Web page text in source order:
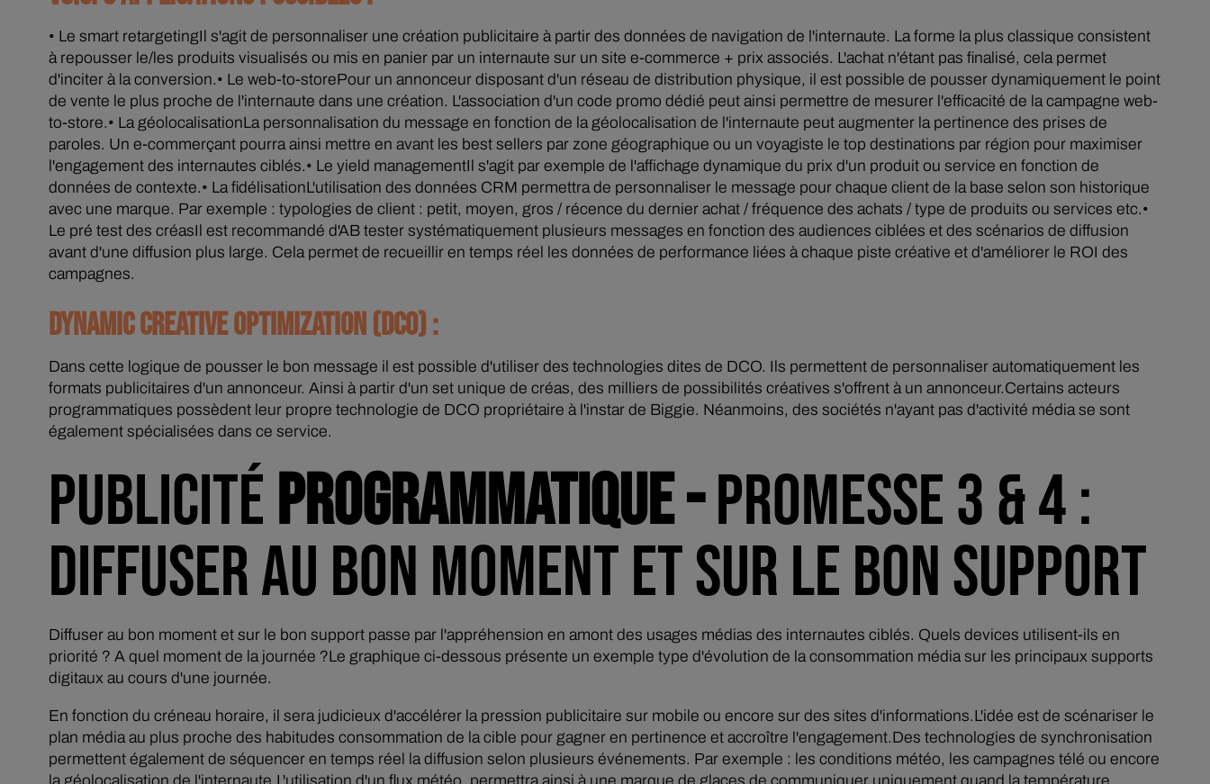
• Le smart retargetingIl s'agit de personnaliser une création publicitaire à partir des données de navigation de l'internaute. La forme la plus classique consistent
à repousser le/les produits visualisés ou mis en panier par un internaute sur un site e-commerce + prix associés. L'achat n'étant pas finalisé, cela permet
d'inciter à la conversion.• Le web-to-storePour un annonceur disposant d'un réseau de distribution physique, il est possible de pousser dynamiquement le point
de vente le plus proche de l'internaute dans une création. L'association d'un code promo dédié peut ainsi permettre de mesurer l'efficacité de la campagne web-
to-store.• La géolocalisationLa personnalisation du message en fonction de la géolocalisation de l'internaute peut augmenter la pertinence des prises de
paroles. Un e-commerçant pourra ainsi mettre en avant les best sellers par zone géographique ou un voyagiste le top destinations par région pour maximiser
l'engagement des internautes ciblés.• Le yield managementIl s'agit par exemple de l'affichage dynamique du prix d'un produit ou service en fonction de
données de contexte.• La fidélisationL'utilisation des données CRM permettra de personnaliser le message pour chaque client de la base selon son historique
avec une marque. Par exemple : typologies de client : petit, moyen, gros / récence du dernier achat / fréquence des achats / type de produits ou services etc.•
Le pré test des créasIl est recommandé d'AB tester systématiquement plusieurs messages en fonction des audiences ciblées et des scénarios de diffusion
avant d'une diffusion plus large. Cela permet de recueillir en temps réel les données de performance liées à chaque piste créative et d'améliorer le ROI des
campagnes.
DYNAMIC CREATIVE OPTIMIZATION (DCO) :
Dans cette logique de pousser le bon message il est possible d'utiliser des technologies dites de DCO. Ils permettent de personnaliser automatiquement les
formats publicitaires d'un annonceur. Ainsi à partir d'un set unique de créas, des milliers de possibilités créatives s'offrent à un annonceur.Certains acteurs
programmatiques possèdent leur propre technologie de DCO propriétaire à l'instar de Biggie. Néanmoins, des sociétés n'ayant pas d'activité média se sont
également spécialisées dans ce service.
PUBLICITÉPROGRAMMATIQUE -PROMESSE 3 & 4 :
DIFFUSER AU BON MOMENT ET SUR LE BON SUPPORT
Diffuser au bon moment et sur le bon support passe par l'appréhension en amont des usages médias des internautes ciblés. Quels devices utilisent-ils en
priorité ? A quel moment de la journée ?Le graphique ci-dessous présente un exemple type d'évolution de la consommation média sur les principaux supports
digitaux au cours d'une journée.
En fonction du créneau horaire, il sera judicieux d'accélérer la pression publicitaire sur mobile ou encore sur des sites d'informations.L'idée est de scénariser le
plan média au plus proche des habitudes consommation de la cible pour gagner en pertinence et accroître l'engagement.Des technologies de synchronisation
permettent également de séquencer en temps réel la diffusion selon plusieurs événements. Par exemple : les conditions météo, les campagnes télé ou encore